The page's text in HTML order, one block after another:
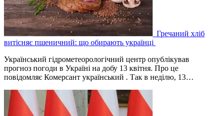
Гречаний хліб
витісняє пшеничний: що обирають українці
Український гідрометеорологічний центр опублікував
прогноз погоди в Україні на добу 13 квітня. Про це
повідомляє Комерсант український . Так в неділю, 13…